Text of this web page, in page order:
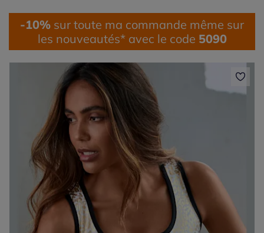
-10% sur toute ma commande même sur
les nouveautés* avec le code 5090